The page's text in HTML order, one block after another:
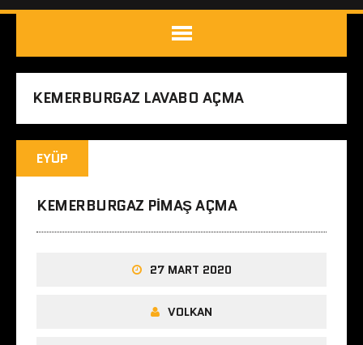
KEMERBURGAZ LAVABO AÇMA
EYÜP
KEMERBURGAZ PIMAŞ AÇMA
27 MART 2020
VOLKAN